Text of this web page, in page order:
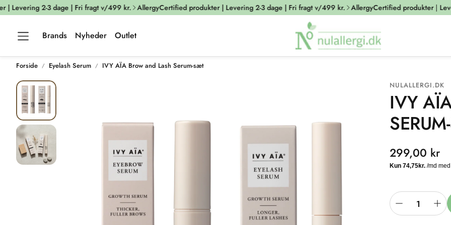
2-3 dage | Fri fragt v/499 kr. AllergyCertified produkter | Levering 2-3 dage | Fri fragt v/499 kr. AllergyCertified produkter |
Brands Nyheder Outlet
Forside Eyelash Serum IVY AÏA Brow and Lash Serum-sæt
NULALLERGI.DK
IVY
Normalpris
299,00 kr